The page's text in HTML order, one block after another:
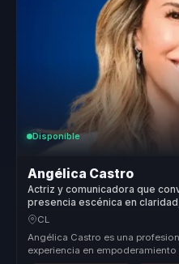
Disponible
Angélica Castro
Actriz y comunicadora que
presencia escénica en
líderes y voceros.
CL
Angélica Castro es una
experiencia en